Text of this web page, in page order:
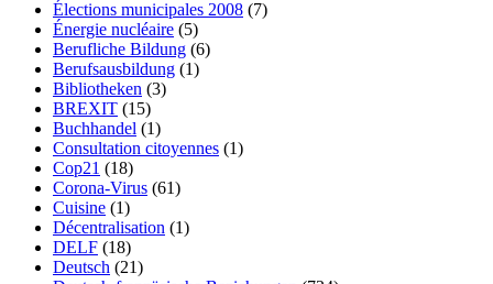
Élections municipales 2008 (7)
Énergie nucléaire (5)
Berufliche Bildung (6)
Berufsausbildung (1)
Bibliotheken (3)
BREXIT (15)
Buchhandel (1)
Consultation citoyennes (1)
Cop21 (18)
Corona-Virus (61)
Cuisine (1)
Décentralisation (1)
DELF (18)
Deutsch (21)